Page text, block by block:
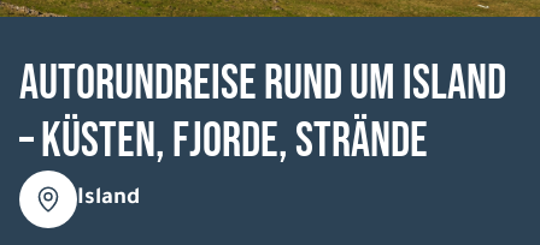
Autorundreise Rund um Island
– Küsten, Fjorde, Strände
Island